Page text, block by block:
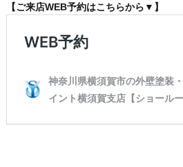
【ご来店WEB予約はこちらから▼】